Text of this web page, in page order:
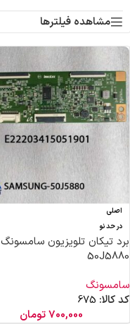
مشاهده فیلترها
اصلی
در حد نو
برد تیکان تلویزیون سامسونگ
50J5880
سامسونگ
کد کالا: 675
700,000تومان